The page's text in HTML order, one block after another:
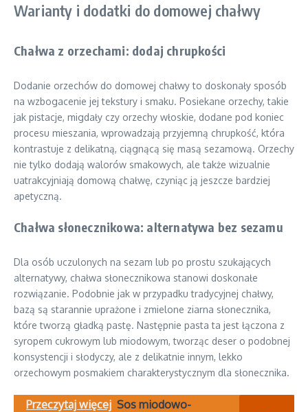
Warianty i dodatki do domowej chałwy
Chałwa z orzechami: dodaj chrupkości
Dodanie orzechów do domowej chałwy to doskonały sposób
na wzbogacenie jej tekstury i smaku. Posiekane orzechy, takie
jak pistacje, migdały czy orzechy włoskie, dodane pod koniec
procesu mieszania, wprowadzają przyjemną chrupkość, która
kontrastuje z delikatną, ciągnącą się masą sezamową. Orzechy
nie tylko dodają walorów smakowych, ale także wizualnie
uatrakcyjniają domową chałwę, czyniąc ją jeszcze bardziej
apetyczną.
Chałwa słonecznikowa: alternatywa bez sezamu
Dla osób uczulonych na sezam lub po prostu szukających
alternatywy, chałwa słonecznikowa stanowi doskonałe
rozwiązanie. Podobnie jak w przypadku tradycyjnej chałwy,
bazą są starannie uprażone i zmielone ziarna słonecznika,
które tworzą gładką pastę. Następnie pasta ta jest łączona z
syropem cukrowym lub miodowym, tworząc deser o podobnej
konsystencji i słodyczy, ale z delikatnie innym, lekko
orzechowym posmakiem charakterystycznym dla słonecznika.
Przeczytaj więcej Sos miodowo-